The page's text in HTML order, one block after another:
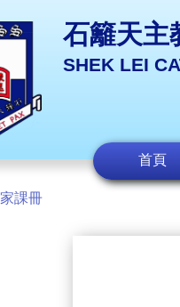
石籬天主
SHEK LEI
首頁
家課冊